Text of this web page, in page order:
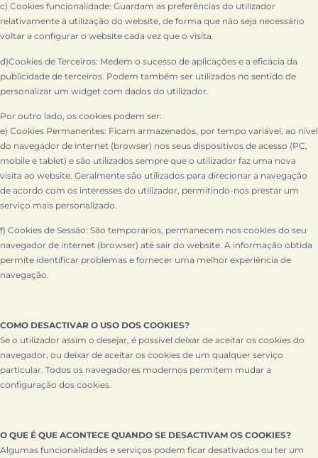
c) Cookies funcionalidade: Guardam as preferências do utilizador
relativamente à utilização do website, de forma que não seja necessário
voltar a configurar o website cada vez que o visita.
d)Cookies de Terceiros: Medem o sucesso de aplicações e a eficácia da
publicidade de terceiros. Podem também ser utilizados no sentido de
personalizar um widget com dados do utilizador.
Por outro lado, os cookies podem ser:
e) Cookies Permanentes: Ficam armazenados, por tempo variável, ao nível
do navegador de internet (browser) nos seus dispositivos de acesso (PC,
mobile e tablet) e são utilizados sempre que o utilizador faz uma nova
visita ao website. Geralmente são utilizados para direcionar a navegação
de acordo com os interesses do utilizador, permitindo-nos prestar um
serviço mais personalizado.
f) Cookies de Sessão: São temporários, permanecem nos cookies do seu
navegador de internet (browser) até sair do website. A informação obtida
permite identificar problemas e fornecer uma melhor experiência de
navegação.
COMO DESACTIVAR O USO DOS COOKIES?
Se o utilizador assim o desejar, é possível deixar de aceitar os cookies do
navegador, ou deixar de aceitar os cookies de um qualquer serviço
particular. Todos os navegadores modernos permitem mudar a
configuração dos cookies.
O QUE É QUE ACONTECE QUANDO SE DESACTIVAM OS COOKIES?
Algumas funcionalidades e serviços podem ficar desativados ou ter um